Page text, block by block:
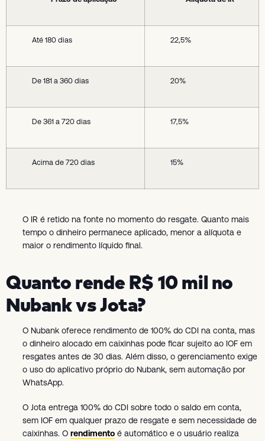
Até 180 dias 22,5%
De 181 a 360 dias 20%
De 361 a 720 dias 17,5%
Acima de 720 dias 15%
O IR é retido na fonte no momento do resgate. Quanto mais
tempo o dinheiro permanece aplicado, menor a alíquota e
maior o rendimento líquido final.
Quanto rende R$ 10 mil no
Nubank vs Jota?
O Nubank oferece rendimento de 100% do CDI na conta, mas
o dinheiro alocado em caixinhas pode ficar sujeito ao IOF em
resgates antes de 30 dias. Além disso, o gerenciamento exige
o uso do aplicativo próprio do Nubank, sem automação por
WhatsApp.
O Jota entrega 100% do CDI sobre todo o saldo em conta,
sem IOF em qualquer prazo de resgate e sem necessidade de
caixinhas. O rendimento é automático e o usuário realiza